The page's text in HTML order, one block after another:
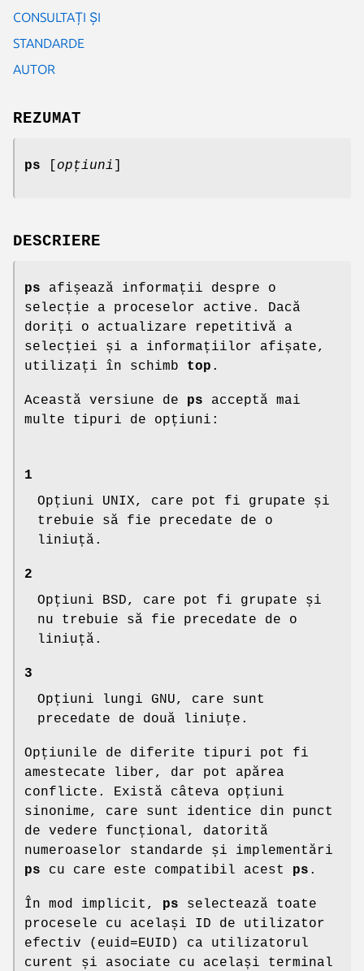
CONSULTAȚI ȘI
STANDARDE
AUTOR
REZUMAT
ps opțiuni
DESCRIERE
ps afișează informații despre o
selecție a proceselor active. Dacă
doriți o actualizare repetitivă a
selecției și a informațiilor afișate,
utilizați în schimb top .
Această versiune de ps acceptă mai
multe tipuri de opțiuni:
1
Opțiuni UNIX, care pot fi grupate și
trebuie să fie precedate de o
liniuță.
2
Opțiuni BSD, care pot fi grupate și
nu trebuie să fie precedate de o
liniuță.
3
Opțiuni lungi GNU, care sunt
precedate de două liniuțe.
Opțiunile de diferite tipuri pot fi
amestecate liber, dar pot apărea
conflicte. Există câteva opțiuni
sinonime, care sunt identice din punct
de vedere funcțional, datorită
numeroaselor standarde și implementări
ps cu care este compatibil acest ps .
În mod implicit, ps selectează toate
procesele cu același ID de utilizator
efectiv (euid=EUID) ca utilizatorul
curent și asociate cu același terminal